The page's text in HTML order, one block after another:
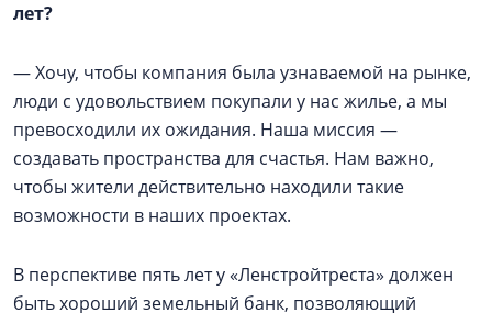
лет?
— Хочу, чтобы компания была узнаваемой на рынке,
люди с удовольствием покупали у нас жилье, а мы
превосходили их ожидания. Наша миссия —
создавать пространства для счастья. Нам важно,
чтобы жители действительно находили такие
возможности в наших проектах.
В перспективе пять лет у «Ленстройтреста» должен
быть хороший земельный банк, позволяющий